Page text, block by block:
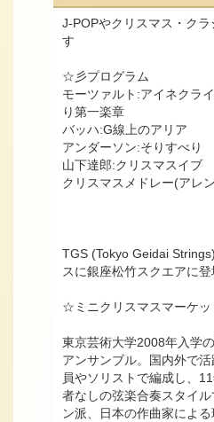
J-POPやクリスマス・ク
す
☆彡プログラム
モーツァルト:アイネクラ
り第一楽章
バッハ:G線上のアリア
アンダーソン:そりすべり
山下達郎:クリスマスイブ
クリスマスメドレー(アレ
TGS (Tokyo Geidai
スに銀座松竹スクエアに登
☆ミニクリスマスマーケ
東京芸術大学2008年入学
アンサンブル。国内外で
員やソリストで編成し、
者なしの弦楽合奏スタイ
ン派、日本の作曲家によ